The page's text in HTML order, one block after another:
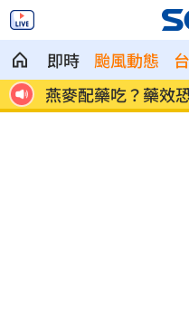
即時 颱風動態
設
燕麥配藥吃？藥效